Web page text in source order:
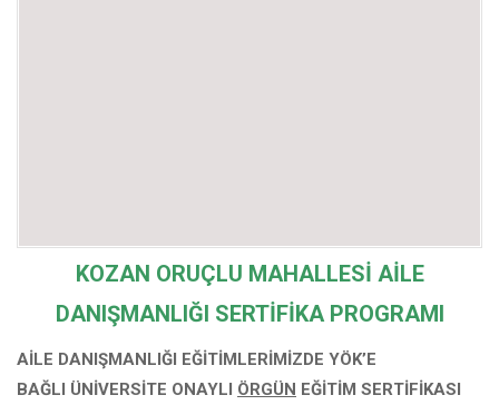
KOZAN ORUÇLU MAHALLESİ AİLE
DANIŞMANLIĞI SERTİFİKA PROGRAMI
AİLE DANIŞMANLIĞI EĞİTİMLERİMİZDE YÖK’E
BAĞLI ÜNİVERSİTE ONAYLI ÖRGÜN EĞİTİM SERTİFİKASI